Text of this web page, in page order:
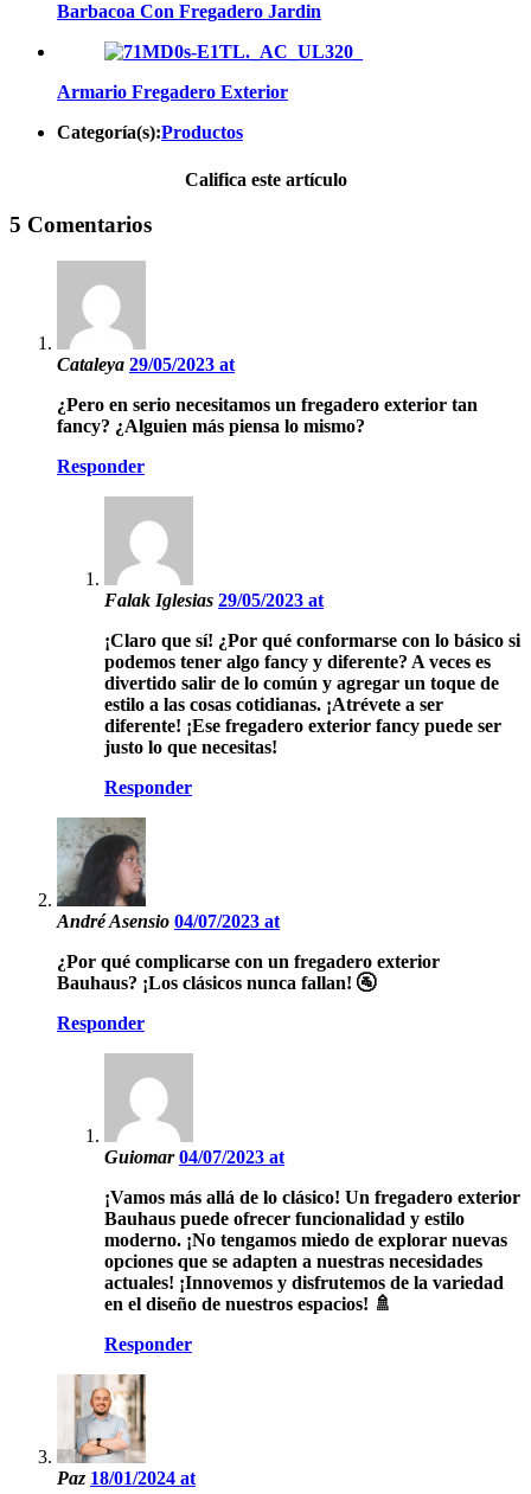
Barbacoa Con Fregadero Jardin
Armario Fregadero Exterior
Categoría(s):Productos
Califica este artículo
5 Comentarios
Cataleya 29/05/2023 at
¿Pero en serio necesitamos un fregadero exterior tan
fancy? ¿Alguien más piensa lo mismo?
Responder
Falak Iglesias 29/05/2023 at
¡Claro que sí! ¿Por qué conformarse con lo básico si
podemos tener algo fancy y diferente? A veces es
divertido salir de lo común y agregar un toque de
estilo a las cosas cotidianas. ¡Atrévete a ser
diferente! ¡Ese fregadero exterior fancy puede ser
justo lo que necesitas!
Responder
André Asensio 04/07/2023 at
¿Por qué complicarse con un fregadero exterior
Bauhaus? ¡Los clásicos nunca fallan! 🚰
Responder
Guiomar04/07/2023 at
¡Vamos más allá de lo clásico! Un fregadero exterior
Bauhaus puede ofrecer funcionalidad y estilo
moderno. ¡No tengamos miedo de explorar nuevas
opciones que se adapten a nuestras necesidades
actuales! ¡Innovemos y disfrutemos de la variedad
en el diseño de nuestros espacios! 🚿
Responder
Paz 18/01/2024 at